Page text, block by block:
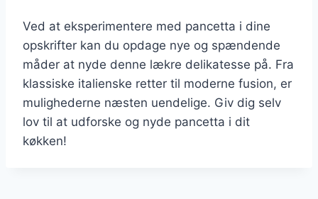
Ved at eksperimentere med pancetta i dine
opskrifter kan du opdage nye og spændende
måder at nyde denne lækre delikatesse på. Fra
klassiske italienske retter til moderne fusion, er
mulighederne næsten uendelige. Giv dig selv
lov til at udforske og nyde pancetta i dit
køkken!